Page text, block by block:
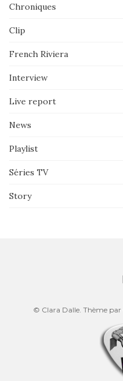
Chroniques
Clip
French Riviera
Interview
Live report
News
Playlist
Séries TV
Story
© Clara Dalle. Thème par